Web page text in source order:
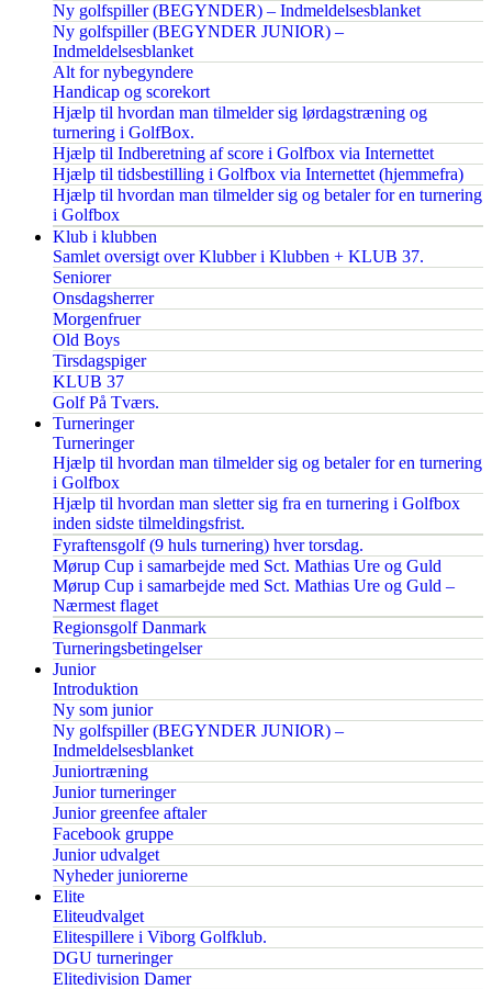
Ny golfspiller (BEGYNDER) – Indmeldelsesblanket
Ny golfspiller (BEGYNDER JUNIOR) –
Indmeldelsesblanket
Alt for nybegyndere
Handicap og scorekort
Hjælp til hvordan man tilmelder sig lørdagstræning og
turnering i GolfBox.
Hjælp til Indberetning af score i Golfbox via Internettet
Hjælp til tidsbestilling i Golfbox via Internettet (hjemmefra)
Hjælp til hvordan man tilmelder sig og betaler for en turnering
i Golfbox
Klub i klubben
Samlet oversigt over Klubber i Klubben + KLUB 37.
Seniorer
Onsdagsherrer
Morgenfruer
Old Boys
Tirsdagspiger
KLUB 37
Golf På Tværs.
Turneringer
Turneringer
Hjælp til hvordan man tilmelder sig og betaler for en turnering
i Golfbox
Hjælp til hvordan man sletter sig fra en turnering i Golfbox
inden sidste tilmeldingsfrist.
Fyraftensgolf (9 huls turnering) hver torsdag.
Mørup Cup i samarbejde med Sct. Mathias Ure og Guld
Mørup Cup i samarbejde med Sct. Mathias Ure og Guld –
Nærmest flaget
Regionsgolf Danmark
Turneringsbetingelser
Junior
Introduktion
Ny som junior
Ny golfspiller (BEGYNDER JUNIOR) –
Indmeldelsesblanket
Juniortræning
Junior turneringer
Junior greenfee aftaler
Facebook gruppe
Junior udvalget
Nyheder juniorerne
Elite
Eliteudvalget
Elitespillere i Viborg Golfklub.
DGU turneringer
Elitedivision Damer